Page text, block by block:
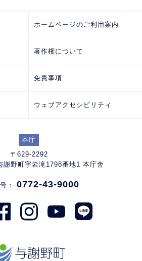
本庁
〒629-2292
謝野町字岩滝1798番地1 本庁舎
： 0772-43-9000
ホームページのご利用案内
著作権について
免責事項
ウェブアクセシビリティ